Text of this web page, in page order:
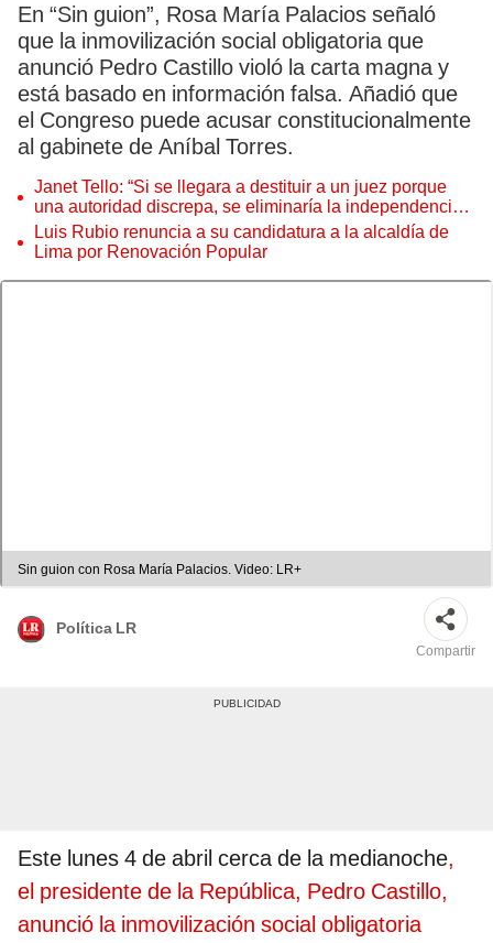
En “Sin guion”, Rosa María Palacios señaló
que la inmovilización social obligatoria que
anunció Pedro Castillo violó la carta magna y
está basado en información falsa. Añadió que
el Congreso puede acusar constitucionalmente
al gabinete de Aníbal Torres.
Janet Tello: “Si se llegara a destituir a un juez porque
una autoridad discrepa, se eliminaría la independencia
judicial”
Luis Rubio renuncia a su candidatura a la alcaldía de
Lima por Renovación Popular
Sin guion con Rosa María Palacios. Video: LR+
Política LR
Compartir
Este lunes 4 de abril cerca de la medianoche,
el presidente de la República, Pedro Castillo,
anunció la inmovilización social obligatoria